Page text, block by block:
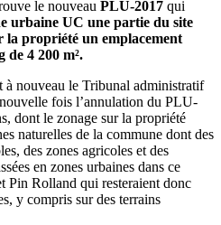
le nouveau PLU-2017 qui
urbaine UC une partie du site
la propriété un emplacement
de 4 200 m².
à nouveau le Tribunal administratif
fois l’annulation du PLU-
dont le zonage sur la propriété
naturelles de la commune dont des
des zones agricoles et des
en zones urbaines dans ce
Pin Rolland qui resteraient donc
y compris sur des terrains